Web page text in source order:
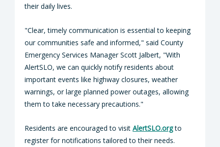
their daily lives.
"Clear, timely communication is essential to keeping
our communities safe and informed," said County
Emergency Services Manager Scott Jalbert, "With
AlertSLO, we can quickly notify residents about
important events like highway closures, weather
warnings, or large planned power outages, allowing
them to take necessary precautions."
Residents are encouraged to visit AlertSLO.orgto
register for notifications tailored to their needs.